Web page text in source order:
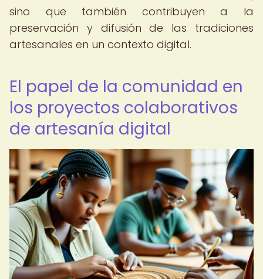
sino que también contribuyen a la
preservación y difusión de las tradiciones
artesanales en un contexto digital.
El papel de la comunidad en
los proyectos colaborativos
de artesanía digital